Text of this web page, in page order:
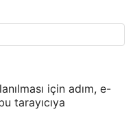
için adım, e-
tarayıcıya